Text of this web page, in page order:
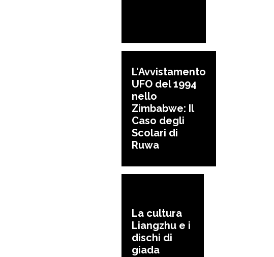
L’Avvistamento
UFO del 1994
nello
Zimbabwe: Il
Caso degli
Scolari di
Ruwa
La cultura
Liangzhu e i
dischi di
giada